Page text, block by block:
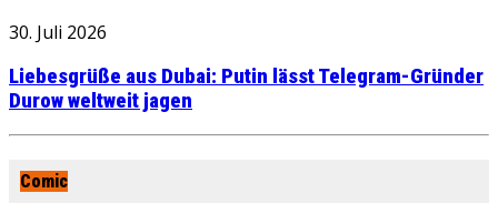
30. Juli 2026
Liebesgrüße aus Dubai: Putin lässt Telegram-Gründer
Durow weltweit jagen
Comic